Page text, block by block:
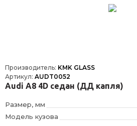
Производитель: KMK GLASS
Артикул: AUDT0052
Audi A8 4D седан (ДД капля)
Размер, мм
Модель кузова